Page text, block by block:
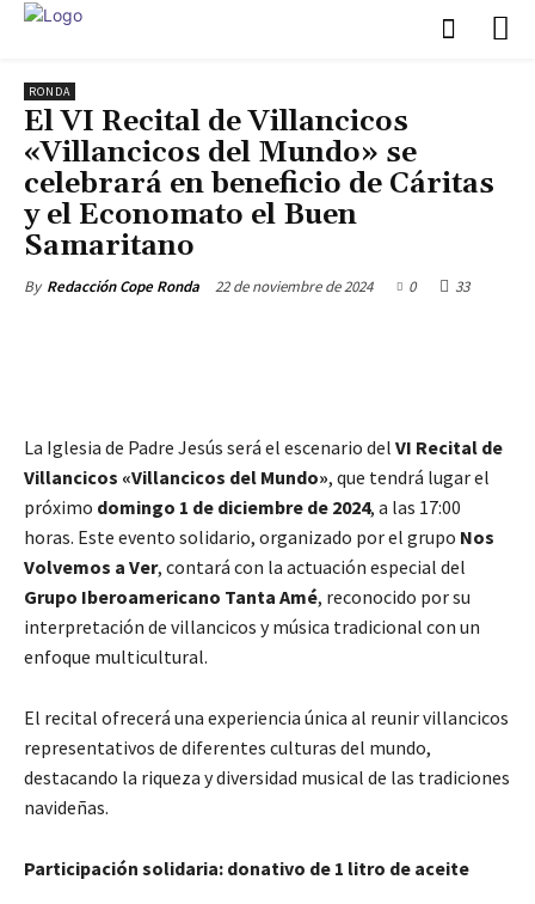
RONDA
El VI Recital de Villancicos
«Villancicos del Mundo» se
celebrará en beneficio de Cáritas
y el Economato el Buen
Samaritano
By Redacción Cope Ronda 22 de noviembre de 2024 0 33
La Iglesia de Padre Jesús será el escenario del VI Recital de
Villancicos «Villancicos del Mundo», que tendrá lugar el
próximo domingo 1 de diciembre de 2024, a las 17:00
horas. Este evento solidario, organizado por el grupo Nos
Volvemos a Ver, contará con la actuación especial del
Grupo Iberoamericano Tanta Amé, reconocido por su
interpretación de villancicos y música tradicional con un
enfoque multicultural.
El recital ofrecerá una experiencia única al reunir villancicos
representativos de diferentes culturas del mundo,
destacando la riqueza y diversidad musical de las tradiciones
navideñas.
Participación solidaria: donativo de 1 litro de aceite